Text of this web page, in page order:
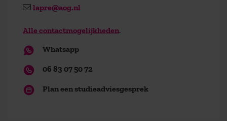
lapre@aog.nl
Alle contactmogelijkheden.
Whatsapp
06 83 07 50 72
Plan een studieadviesgesprek